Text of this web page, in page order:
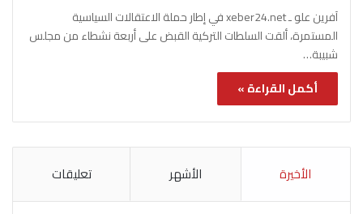
آفرين علو ـ xeber24.net في إطار حملة الاعتقالات السياسية
المستمرة، ألقت السلطات التركية القبض على أربعة نشطاء من مجلس
شبيبة…
أكمل القراءة »
الأخيرة الأشهر تعليقات